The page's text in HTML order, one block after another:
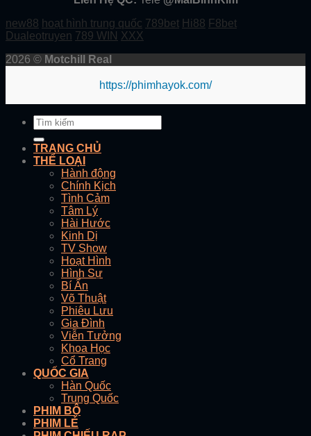
new88 hoạt hình trung quốc 789bet Hi88 F8bet
Dualeotruyen 789 WIN XXX
2026 © Motchill Real
https://phimhayok.com/
TRANG CHỦ
THỂ LOẠI
Hành động
Chính Kịch
Tình Cảm
Tâm Lý
Hài Hước
Kinh Dị
TV Show
Hoạt Hình
Hình Sự
Bí Ẩn
Võ Thuật
Phiêu Lưu
Gia Đình
Viễn Tưởng
Khoa Học
Cổ Trang
QUỐC GIA
Hàn Quốc
Trung Quốc
PHIM BỘ
PHIM LẺ